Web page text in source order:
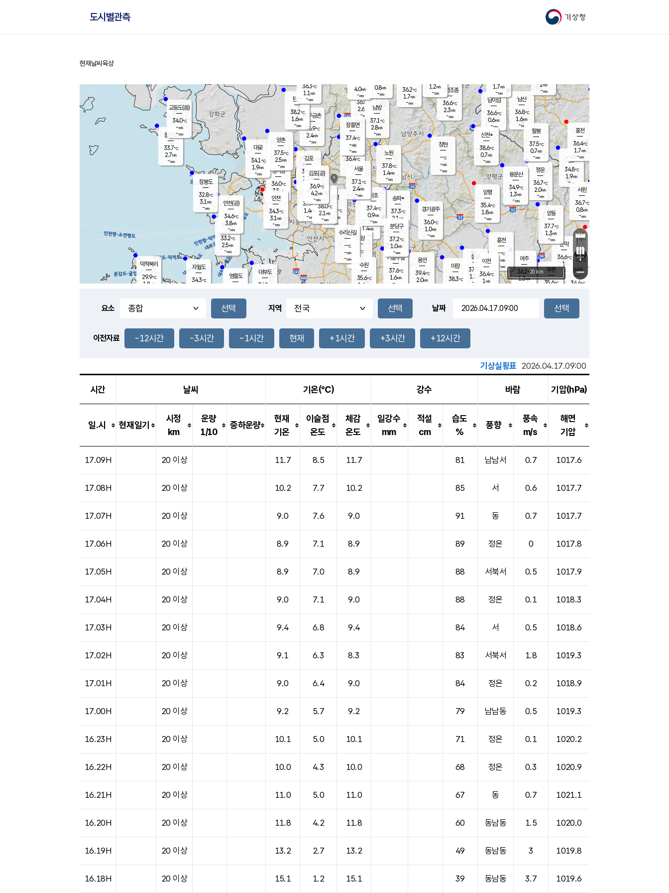
기상청
도시별관측
홈
현재날씨 육상
풍도
1.0m/s
문막
36.6℃
2.1m/s
mm
남이섬
36.6℃
0.6m/s
-mm
무의도
33.2℃
2.5m/s
-mm
영흥도
볼음도
33.7℃
2.7m/s
-mm
자월도
34.3℃
양주
36.8℃
2.6
-mm
부론
35.6℃
과천
37.0℃
1.4m/s
- mm
남산
36.8℃
1.6m/s
-mm
장봉도
32.8℃
3.1 m/s
-mm
-mm
청운
36.7℃
2.0m/s
-mm
팔봉
37.5℃
0.7m/s
-mm
-mm
용인
39.4℃
2.0m/s
여주
36.2℃
1.3m/s
양동
37.7℃
1.3m/s
-mm
경기광주
36.0℃
1.0m/s
-mm
장호원
1.7m/s
-mm
34.6
℃
대부도
34.8
-
경서동
36.0℃
3.5 m/s
-mm
파주금촌
36.9℃
2.4m/s
-mm
가평조종
36.6℃
2.3m/s
-mm
36.2℃
1.7m/s
-mm
대곶
34.1℃
1.9m/s
-mm
신천*
38.6℃
0.7m/s
-mm
창현
-℃
-m/s
-mm
탄현
38.2℃
1.6m/s
-mm
1.2m/s
-mm
36.8℃
2.1m/s
-mm
흥천
-℃
-m/s
-mm
마장
38.3℃
의왕
- ℃
m/s
mm
김포
36.8℃
1.3 m/s
mm
설봉
37.5
1.2 m/s
- mm
광명
37.2 ℃
2.3 m/s
-mm
부천
37.4℃
1.4m/s
-mm
-mm
양촌
37.5℃
2.5m/s
-mm
구로
38.0℃
2.1 m/s
-mm
은평
36.4℃
1.4 m/s
- mm
노원
37.8℃
1.4m/s
-mm
송파*
37.3℃
2.1 m/s
-mm
서초
37.4℃
0.9m/s
-mm
남방
37.1℃
2.8m/s
-mm
기흥구갈
37.6℃
1.6m/s
-
수리산길
-℃
-m/s
-mm
분당구
37.2℃
1.0m/s
-mm
장흥면
37.4℃
-m/s
-mm
4.0m/s
-mm
시동
34.8℃
1.9m/s
- mm
귀래
34.4℃
서원
36.7℃
0.8m/s
-mm
용문산
34.9℃
1.3m/s
-mm
덕적북리
29.9℃
1.8 m/s
인천(공)
34.6℃
3.8m/s
-mm
김포(공)
36.9℃
4.2m/s
-mm
교동도(음)
34.0℃
-m/s
-mm
홍천
36.4℃
1.7m/s
-mm
이천
36.4℃
1 m/s
양평
35.4℃
1.8m/s
-mm
수원
35.6℃
1.6 m/s
인천
34.3℃
3.1 m/s
-mm
서울
37.1℃
2.4m/s
-mm
2m/s
-mm
36.3℃
1.1 m/s
-mm
0.8m/s
-mm
+
−
20 km
요소 지역 날짜
이전자료 -12시간 -3시간 -1시간 현재 +1시간 +3시간 +12시간
기상실황표 2026.04.17.09:00
시간 날씨 기온(℃) 강수 바람 기압(hPa)
일.시 현재일기
시정
km
운량
1/10
중하운량
현재
기온
이슬점
온도
체감
온도
일강수
mm
적설
cm
습도
%
풍향
풍속
m/s
해면
기압
17.09H 20 이상 11.7 8.5 11.7 81 남남서 0.7 1017.6
17.08H 20 이상 10.2 7.7 10.2 85 서 0.6 1017.7
17.07H 20 이상 9.0 7.6 9.0 91 동 0.7 1017.7
17.06H 20 이상 8.9 7.1 8.9 89 정온 0 1017.8
17.05H 20 이상 8.9 7.0 8.9 88 서북서 0.5 1017.9
17.04H 20 이상 9.0 7.1 9.0 88 정온 0.1 1018.3
17.03H 20 이상 9.4 6.8 9.4 84 서 0.5 1018.6
17.02H 20 이상 9.1 6.3 8.3 83 서북서 1.8 1019.3
17.01H 20 이상 9.0 6.4 9.0 84 정온 0.2 1018.9
17.00H 20 이상 9.2 5.7 9.2 79 남남동 0.5 1019.3
16.23H 20 이상 10.1 5.0 10.1 71 정온 0.1 1020.2
16.22H 20 이상 10.0 4.3 10.0 68 정온 0.3 1020.9
16.21H 20 이상 11.0 5.0 11.0 67 동 0.7 1021.1
16.20H 20 이상 11.8 4.2 11.8 60 동남동 1.5 1020.0
16.19H 20 이상 13.2 2.7 13.2 49 동남동 3 1019.8
16.18H 20 이상 15.1 1.2 15.1 39 동남동 3.7 1019.6